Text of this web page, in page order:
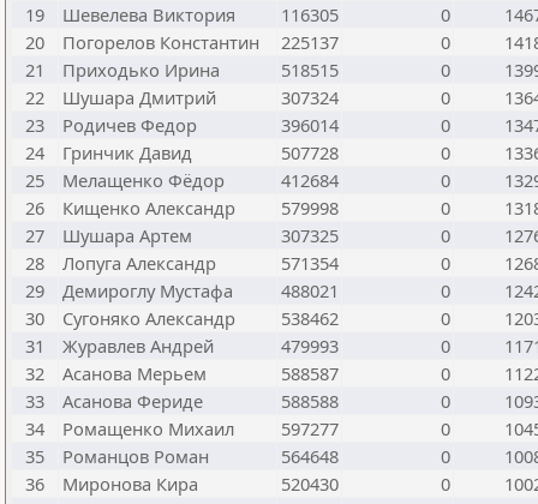
19
Шевелева Виктория 116305 0
20
Погорелов Константин 225137 0
21
Приходько Ирина 518515 0
22
Шушара Дмитрий 307324 0
23
Родичев Федор 396014 0
24
Гринчик Давид 507728 0
25
Мелащенко Фёдор 412684 0
26
Кищенко Александр 579998 0
27
Шушара Артем 307325 0
28
Лопуга Александр 571354 0
29
Демироглу Мустафа 488021 0
30
Сугоняко Александр 538462 0
31
Журавлев Андрей 479993 0
32
Асанова Мерьем 588587 0
33
Асанова Фериде 588588 0
34
Ромащенко Михаил 597277 0
35
Романцов Роман 564648 0
36
Миронова Кира 520430 0